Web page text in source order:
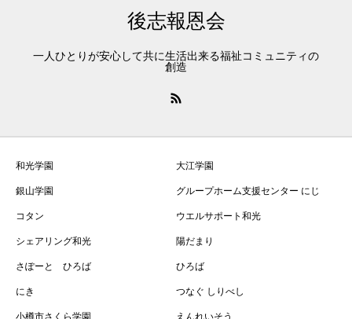
後志報恩会
一人ひとりが安心して共に生活出来る福祉コミュニティの
創造
和光学園
大江学園
銀山学園
グループホーム支援センター にじ
コタン
ウエルサポート和光
シェアリング和光
陽だまり
さぽーと ひろば
ひろば
にき
つなぐ しりべし